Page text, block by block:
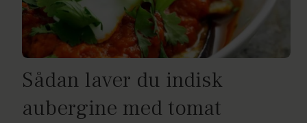
Sådan laver du indisk
aubergine med tomat